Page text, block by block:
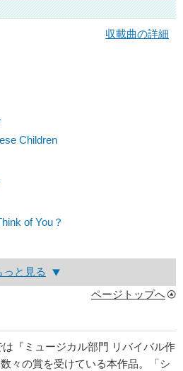
収載曲の詳細
Children
of You？
っと見る
ページトップへ
『ミュージカル部門 リバイバル作
々の賞を受けている本作品。「シ